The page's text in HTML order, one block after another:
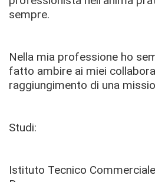
sempre.
Nella mia professione ho
fatto ambire ai miei
raggiungimento di una
Studi:
Istituto Tecnico Commerciale